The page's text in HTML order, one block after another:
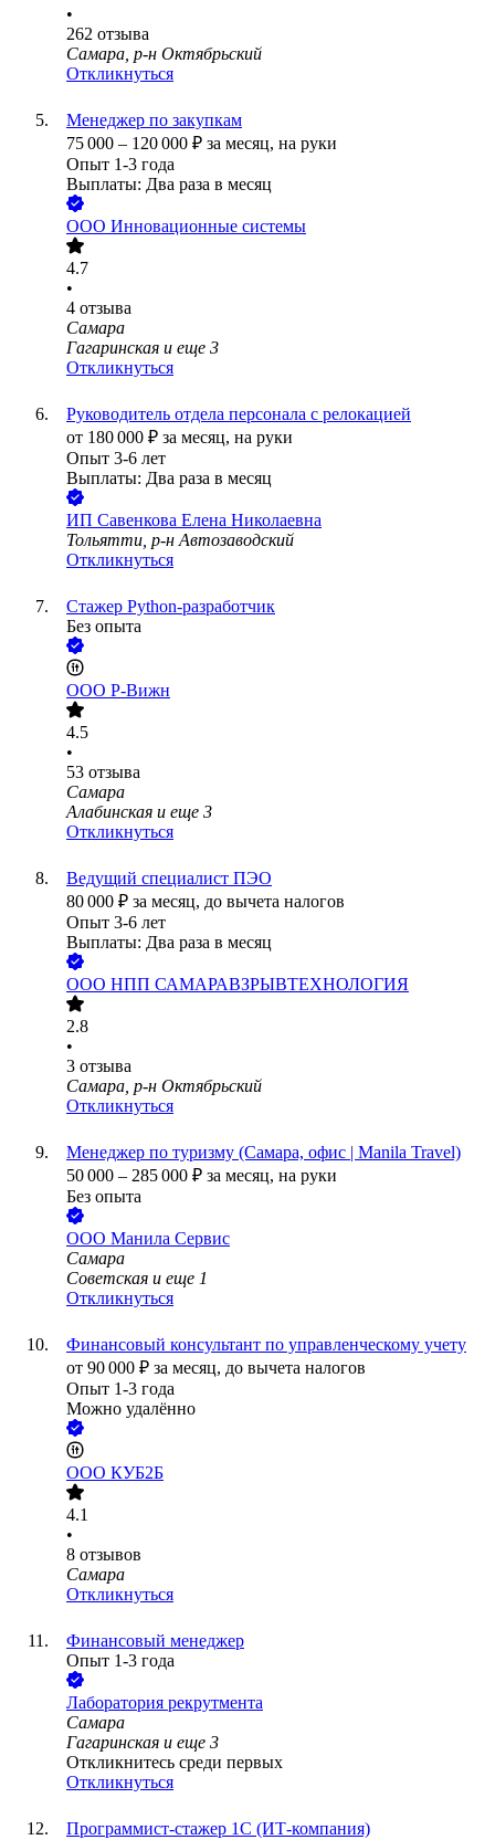
•
262 отзыва
Самара, р-н Октябрьский
Откликнуться
Менеджер по закупкам
75 000 – 120 000 ₽ за месяц, на руки
Опыт 1-3 года
Выплаты: Два раза в месяц
ООО Инновационные системы
4.7
•
4 отзыва
Самара
Гагаринская и еще 3
Откликнуться
Руководитель отдела персонала c релокацией
от 180 000 ₽ за месяц, на руки
Опыт 3-6 лет
Выплаты: Два раза в месяц
ИП Савенкова Елена Николаевна
Тольятти, р-н Автозаводский
Откликнуться
Стажер Python-разработчик
Без опыта
ООО Р-Вижн
4.5
•
53 отзыва
Самара
Алабинская и еще 3
Откликнуться
Ведущий специалист ПЭО
80 000 ₽ за месяц, до вычета налогов
Опыт 3-6 лет
Выплаты: Два раза в месяц
ООО НПП САМАРАВЗРЫВТЕХНОЛОГИЯ
2.8
•
3 отзыва
Самара, р-н Октябрьский
Откликнуться
Менеджер по туризму (Самара, офис | Manila Travel)
50 000 – 285 000 ₽ за месяц, на руки
Без опыта
ООО Манила Сервис
Самара
Советская и еще 1
Откликнуться
Финансовый консультант по управленческому учету
от 90 000 ₽ за месяц, до вычета налогов
Опыт 1-3 года
Можно удалённо
ООО КУБ2Б
4.1
•
8 отзывов
Самара
Откликнуться
Финансовый менеджер
Опыт 1-3 года
Лаборатория рекрутмента
Самара
Гагаринская и еще 3
Откликнитесь среди первых
Откликнуться
Программист-стажер 1С (ИТ-компания)